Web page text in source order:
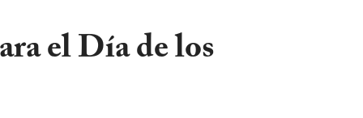
el Día de los